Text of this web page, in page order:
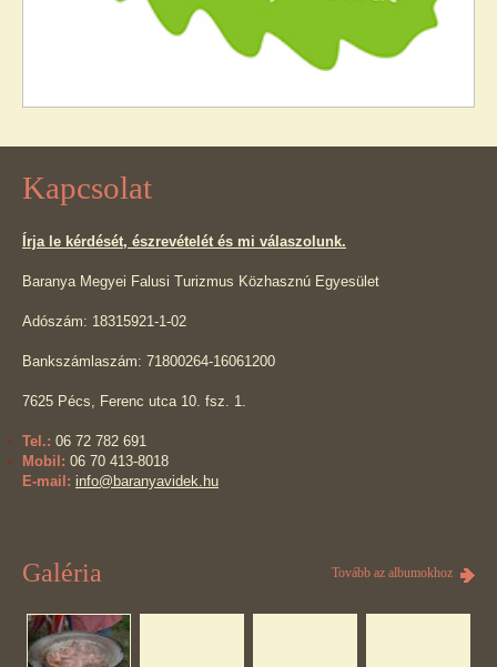
Kapcsolat
Írja le kérdését, észrevételét és mi válaszolunk.
Baranya Megyei Falusi Turizmus Közhasznú Egyesület
Adószám: 18315921-1-02
Bankszámlaszám: 71800264-16061200
7625 Pécs, Ferenc utca 10. fsz. 1.
Tel.: 06 72 782 691
Mobil: 06 70 413-8018
E-mail: info@baranyavidek.hu
Galéria Tovább az albumokhoz